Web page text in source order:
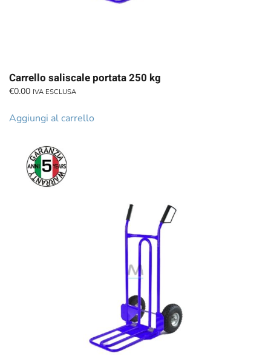
Carrello saliscale portata 250 kg
€0.00 IVA ESCLUSA
Aggiungi al carrello